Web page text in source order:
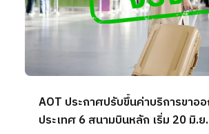
AOT ประกาศปรับขึ้นค่าบริการขาออ
ประเทศ 6 สนามบินหลัก เริ่ม 20 มิ.